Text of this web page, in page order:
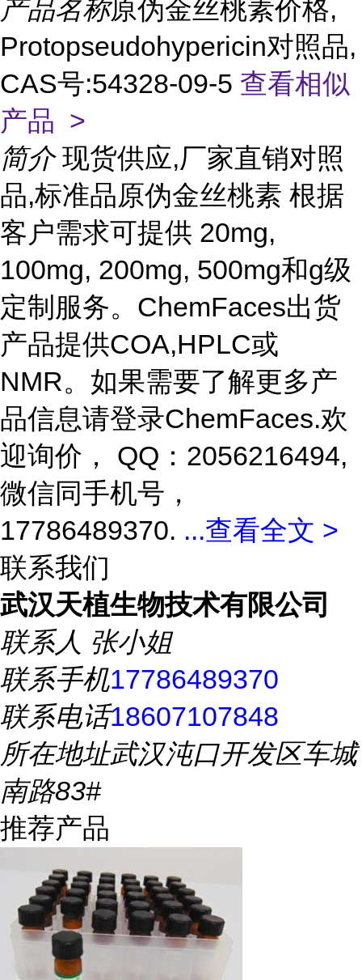
产品名称原伪金丝桃素价格,
Protopseudohypericin对照品,
CAS号:54328-09-5 查看相似
产品 >
简介 现货供应,厂家直销对照
品,标准品原伪金丝桃素 根据
客户需求可提供 20mg,
100mg, 200mg, 500mg和g级
定制服务。ChemFaces出货
产品提供COA,HPLC或
NMR。如果需要了解更多产
品信息请登录ChemFaces.欢
迎询价， QQ：2056216494,
微信同手机号，
17786489370. ...查看全文 >
联系我们
武汉天植生物技术有限公司
联系人 张小姐
联系手机17786489370
联系电话18607107848
所在地址武汉沌口开发区车城
南路83#
推荐产品